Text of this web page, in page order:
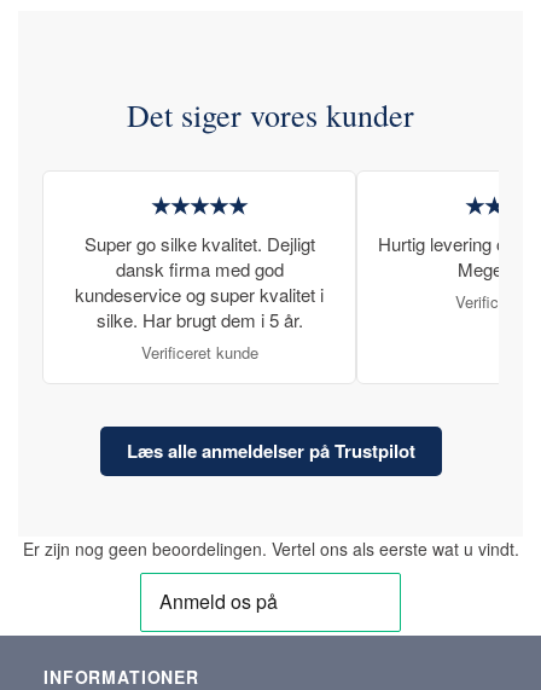
Det siger vores kunder
★★★★★
Super go silke kvalitet. Dejligt
dansk firma med god
kundeservice og super kvalitet i
silke. Har brugt dem i 5 år.
Verificeret kunde
Hurtig levering og
Meget
Verificeret
Læs alle anmeldelser på Trustpilot
Er zijn nog geen beoordelingen. Vertel ons als eerste wat u vindt.
INFORMATIONER